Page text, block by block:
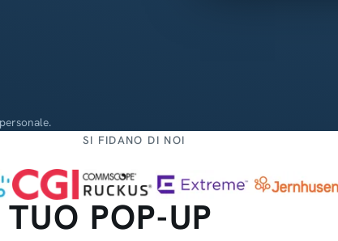
SI FIDANO DI NOI
POP-UP